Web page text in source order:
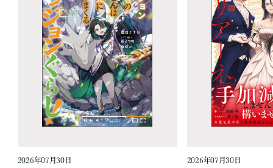
2026年07月30日 2026年07月30日